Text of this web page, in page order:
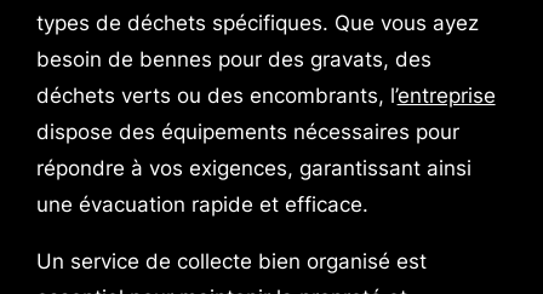
types de déchets spécifiques. Que vous ayez
besoin de bennes pour des gravats, des
déchets verts ou des encombrants, l’entreprise
dispose des équipements nécessaires pour
répondre à vos exigences, garantissant ainsi
une évacuation rapide et efficace.
Un service de collecte bien organisé est